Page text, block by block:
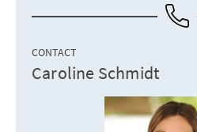
CONTACT
Caroline Schmidt